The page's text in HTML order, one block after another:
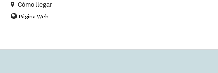
Cómo llegar
Página Web